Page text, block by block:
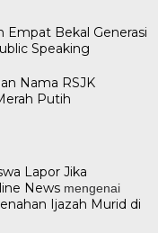
Empat Bekal Generasi
Speaking
Nama RSJK
Putih
Lapor Jika
News mengenai
Ijazah Murid di